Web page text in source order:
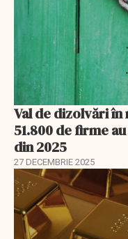
Val de dizolvări
51.800 de firme
din 2025
27 DECEMBRIE 2025